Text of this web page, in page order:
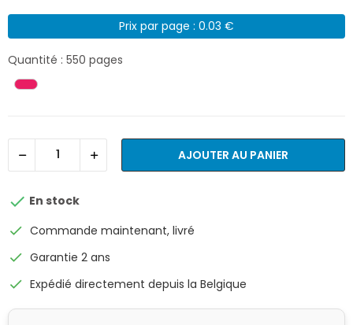
Prix par page : 0.03 €
Quantité : 550 pages
AJOUTER AU PANIER
 En stock
check Commande maintenant, livré
check Garantie 2 ans
check Expédié directement depuis la Belgique